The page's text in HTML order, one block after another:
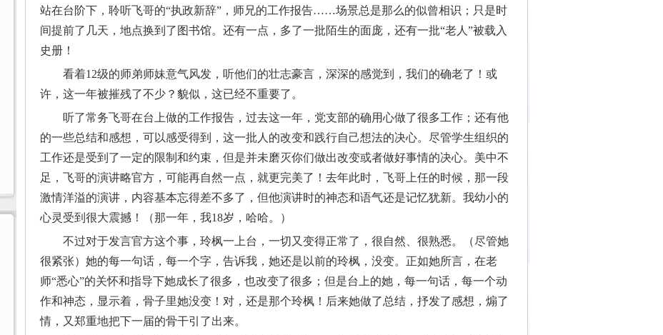
站在台阶下，聆听飞哥的“执政新辞”，师兄的工作报告……场景总是那么的似曾相识；只是时
间提前了几天，地点换到了图书馆。还有一点，多了一批陌生的面庞，还有一批“老人”被载入
史册！
看着12级的师弟师妹意气风发，听他们的壮志豪言，深深的感觉到，我们的确老了！或
许，这一年被摧残了不少？貌似，这已经不重要了。
听了常务飞哥在台上做的工作报告，过去这一年，党支部的确用心做了很多工作；还有他
的一些总结和感想，可以感受得到，这一批人的改变和践行自己想法的决心。尽管学生组织的
工作还是受到了一定的限制和约束，但是并未磨灭你们做出改变或者做好事情的决心。美中不
足，飞哥的演讲略官方，可能再自然一点，就更完美了！去年此时，飞哥上任的时候，那一段
激情洋溢的演讲，内容基本忘得差不多了，但他演讲时的神态和语气还是记忆犹新。我幼小的
心灵受到很大震撼！（那一年，我18岁，哈哈。）
不过对于发言官方这个事，玲枫一上台，一切又变得正常了，很自然、很熟悉。（尽管她
很紧张）她的每一句话，每一个字，告诉我，她还是以前的玲枫，没变。正如她所言，在老
师“悉心”的关怀和指导下她成长了很多，也改变了很多；但是台上的她，每一句话，每一个动
作和神态，显示着，骨子里她没变！对，还是那个玲枫！后来她做了总结，抒发了感想，煽了
情，又郑重地把下一届的骨干引了出来。